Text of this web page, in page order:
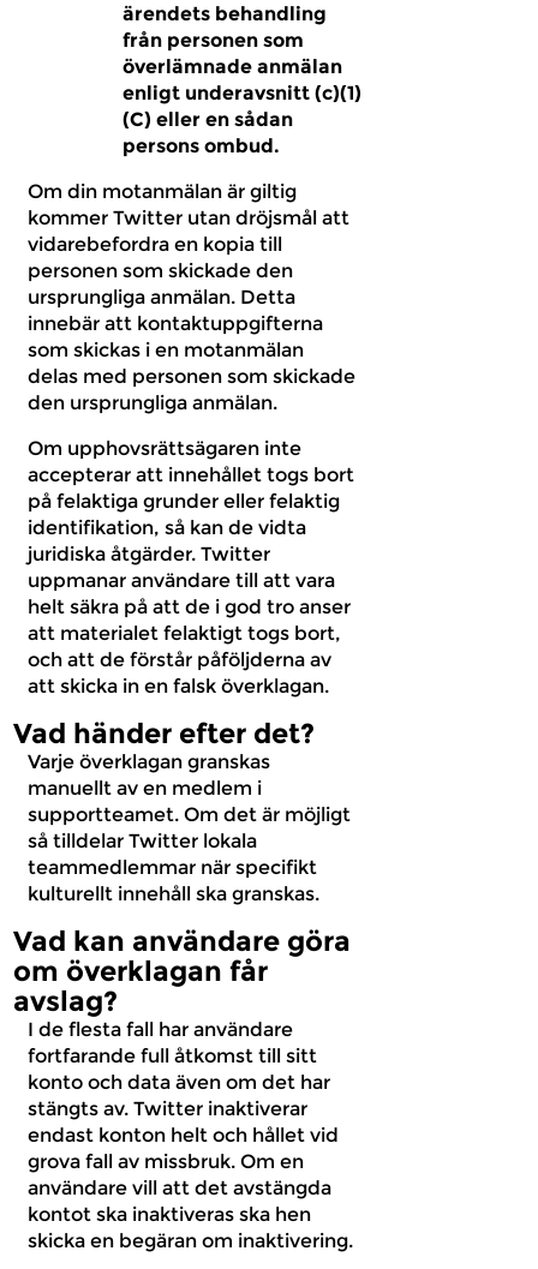
ärendets behandling
från personen som
överlämnade anmälan
enligt underavsnitt (c)(1)
(C) eller en sådan
persons ombud.
Om din motanmälan är giltig
kommer Twitter utan dröjsmål att
vidarebefordra en kopia till
personen som skickade den
ursprungliga anmälan. Detta
innebär att kontaktuppgifterna
som skickas i en motanmälan
delas med personen som skickade
den ursprungliga anmälan.
Om upphovsrättsägaren inte
accepterar att innehållet togs bort
på felaktiga grunder eller felaktig
identifikation, så kan de vidta
juridiska åtgärder. Twitter
uppmanar användare till att vara
helt säkra på att de i god tro anser
att materialet felaktigt togs bort,
och att de förstår påföljderna av
att skicka in en falsk överklagan.
Vad händer efter det?
Varje överklagan granskas
manuellt av en medlem i
supportteamet. Om det är möjligt
så tilldelar Twitter lokala
teammedlemmar när specifikt
kulturellt innehåll ska granskas.
Vad kan användare göra
om överklagan får
avslag?
I de flesta fall har användare
fortfarande full åtkomst till sitt
konto och data även om det har
stängts av. Twitter inaktiverar
endast konton helt och hållet vid
grova fall av missbruk. Om en
användare vill att det avstängda
kontot ska inaktiveras ska hen
skicka en begäran om inaktivering.